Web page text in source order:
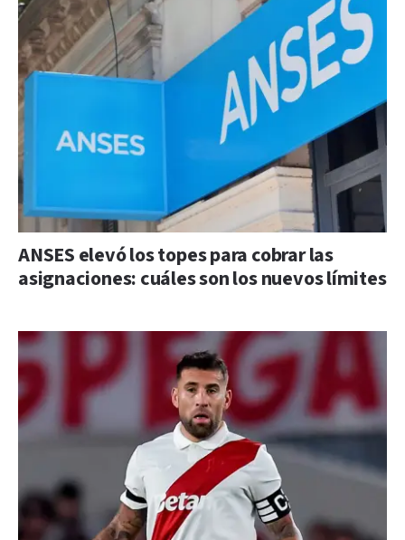
ANSES elevó los topes para cobrar las
asignaciones: cuáles son los nuevos límites